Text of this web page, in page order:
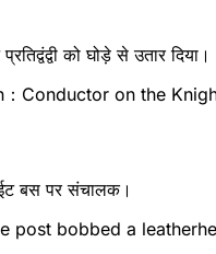
को घोड़े से उतार दिया।
：Conductor on the
बस पर संचालक।
post bobbed a